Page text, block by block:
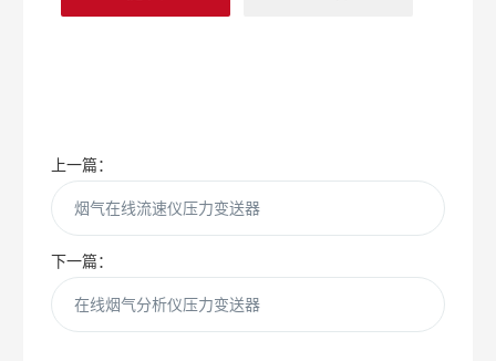
上一篇：
烟气在线流速仪压力变送器
下一篇：
在线烟气分析仪压力变送器